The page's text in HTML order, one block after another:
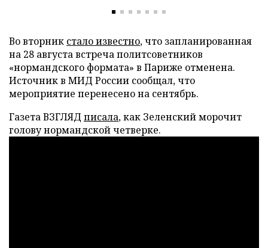
Во вторник стало известно, что запланированная
на 28 августа встреча политсоветников
«нормандского формата» в Париже отменена.
Источник в МИД России сообщал, что
мероприятие перенесено на сентябрь.
Газета ВЗГЛЯД писала, как Зеленский морочит
голову нормандской четверке.